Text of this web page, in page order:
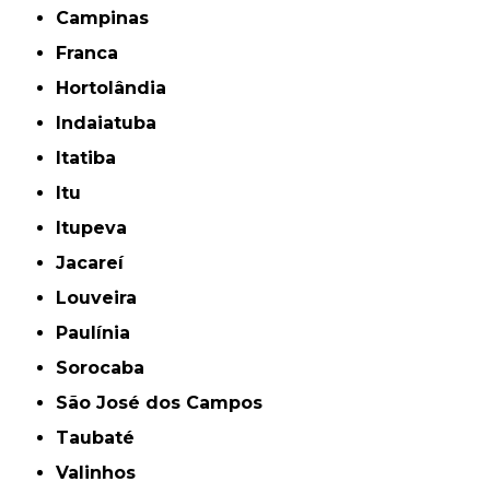
Campinas
Franca
Hortolândia
Indaiatuba
Itatiba
Itu
Itupeva
Jacareí
Louveira
Paulínia
Sorocaba
São José dos Campos
Taubaté
Valinhos